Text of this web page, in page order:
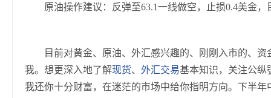
原油操作建议：反弹至63.1一线做空，止损0.4美金，
目前对黄金、原油、外汇感兴趣的、刚刚入市的、资
我。想更深入地了解现货、 外汇交易基本知识，关注公纵
我还你十分财富，在迷茫的市场中给你指明方向。下半